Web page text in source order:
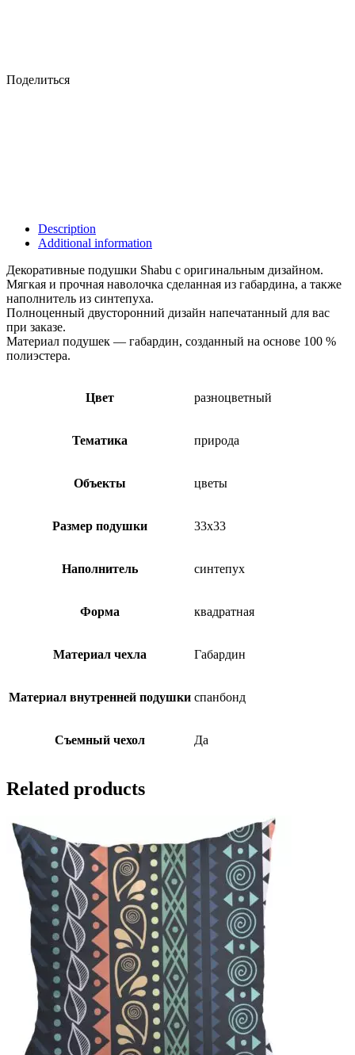
Поделиться
Description
Additional information
Декоративные подушки Shabu с оригинальным дизайном.
Мягкая и прочная наволочка сделанная из габардина, а также
наполнитель из синтепуха.
Полноценный двусторонний дизайн напечатанный для вас
при заказе.
Материал подушек — габардин, созданный на основе 100 %
полиэстера.
Цвет разноцветный
Тематика природа
Объекты цветы
Размер подушки 33х33
Наполнитель синтепух
Форма квадратная
Материал чехла Габардин
Материал внутренней подушки спанбонд
Съемный чехол Да
Related products